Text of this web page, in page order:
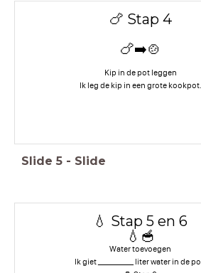
🍗 Stap 4
🍗➡️🍲
Kip in de pot leggen
Ik leg de kip in een grote kookpot.
Slide 5 - Slide
💧 Stap 5 en 6
💧🥣
Water toevoegen
Ik giet __________ liter water in de